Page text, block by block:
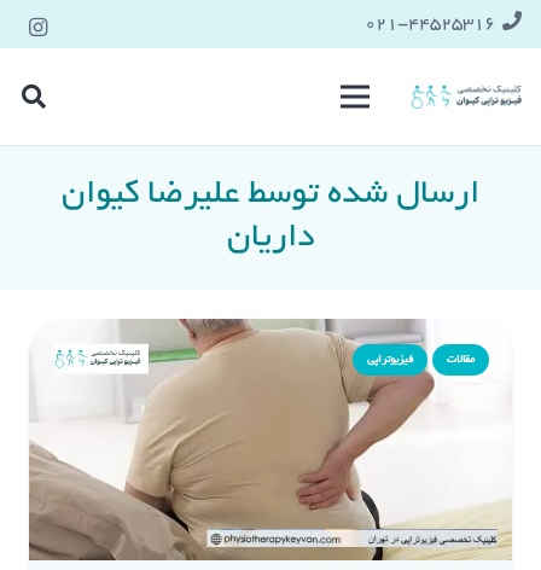
021-۴۴۵۲۵۳۱۶
ارسال شده توسط علیرضا کیوان
داریان
مقالات فیزیوتراپی